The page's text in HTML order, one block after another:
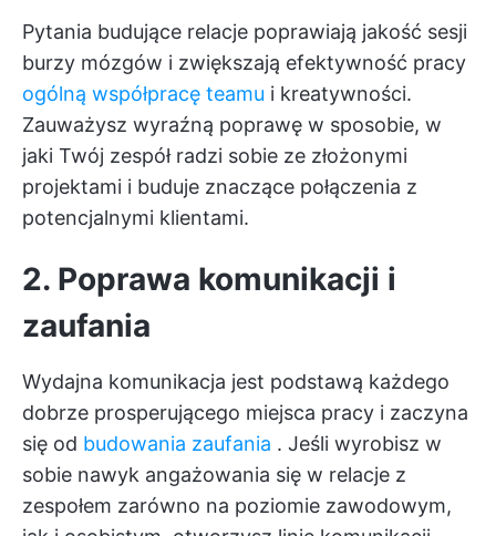
Pytania budujące relacje poprawiają jakość sesji
burzy mózgów i zwiększają efektywność pracy
ogólną współpracę teamu i kreatywności.
Zauważysz wyraźną poprawę w sposobie, w
jaki Twój zespół radzi sobie ze złożonymi
projektami i buduje znaczące połączenia z
potencjalnymi klientami.
2. Poprawa komunikacji i
zaufania
Wydajna komunikacja jest podstawą każdego
dobrze prosperującego miejsca pracy i zaczyna
się od budowania zaufania . Jeśli wyrobisz w
sobie nawyk angażowania się w relacje z
zespołem zarówno na poziomie zawodowym,